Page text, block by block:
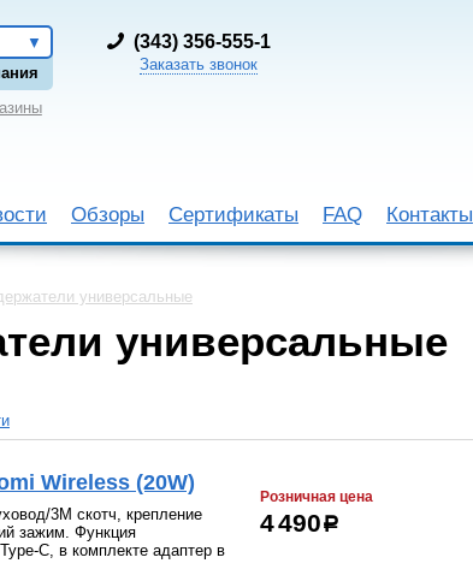
(343) 356-555-1
Заказать звонок
Обзоры Сертификаты FAQ Контакты
универсальные
универсальные
Wireless (20W)
3М скотч, крепление
зажим. Функция
C, в комплекте адаптер в
Розничная цена
4 490р